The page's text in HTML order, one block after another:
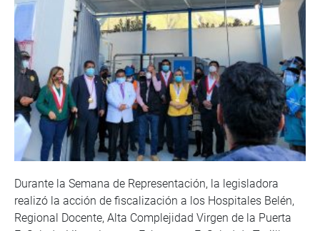
Durante la Semana de Representación, la legisladora
realizó la acción de fiscalización a los Hospitales Belén,
Regional Docente, Alta Complejidad Virgen de la Puerta